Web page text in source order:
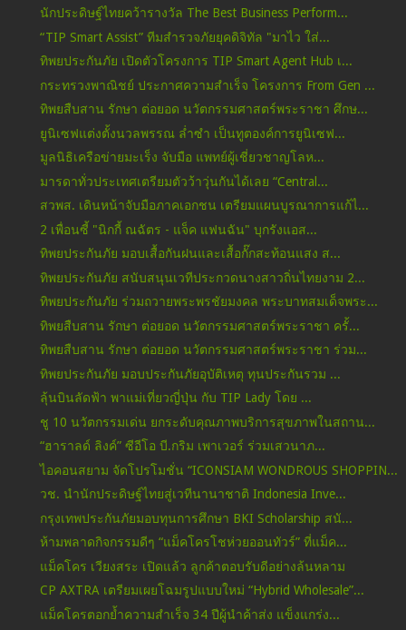
นักประดิษฐ์ไทยคว้ารางวัล The Best Business Perform...
“TIP Smart Assist” ทีมสำรวจภัยยุคดิจิทัล "มาไว ใส่...
ทิพยประกันภัย เปิดตัวโครงการ TIP Smart Agent Hub เ...
กระทรวงพาณิชย์ ประกาศความสำเร็จ โครงการ From Gen ...
ทิพยสืบสาน รักษา ต่อยอด นวัตกรรมศาสตร์พระราชา ศึกษ...
ยูนิเซฟแต่งตั้งนวลพรรณ ล่ำซำ เป็นทูตองค์การยูนิเซฟ...
มูลนิธิเครือข่ายมะเร็ง จับมือ แพทย์ผู้เชี่ยวชาญโลห...
มารดาทั่วประเทศเตรียมตัวว้าวุ่นกันได้เลย “Central...
สวพส. เดินหน้าจับมือภาคเอกชน เตรียมแผนบูรณาการแก้ไ...
2 เพื่อนซี้ "นิกกี้ ณฉัตร - แจ็ค แฟนฉัน" บุกรังแอส...
ทิพยประกันภัย มอบเสื้อกันฝนและเสื้อกั๊กสะท้อนแสง ส...
ทิพยประกันภัย สนับสนุนเวทีประกวดนางสาวถิ่นไทยงาม 2...
ทิพยประกันภัย ร่วมถวายพระพรชัยมงคล พระบาทสมเด็จพระ...
ทิพยสืบสาน รักษา ต่อยอด นวัตกรรมศาสตร์พระราชา ครั้...
ทิพยสืบสาน รักษา ต่อยอด นวัตกรรมศาสตร์พระราชา ร่วม...
ทิพยประกันภัย มอบประกันภัยอุบัติเหตุ ทุนประกันรวม ...
ลุ้นบินลัดฟ้า พาแม่เที่ยวญี่ปุ่น กับ TIP Lady โดย ...
ชู 10 นวัตกรรมเด่น ยกระดับคุณภาพบริการสุขภาพในสถาน...
“ฮาราลด์ ลิงค์” ซีอีโอ บี.กริม เพาเวอร์ ร่วมเสวนาภ...
ไอคอนสยาม จัดโปรโมชั่น “ICONSIAM WONDROUS SHOPPIN...
วช. นำนักประดิษฐ์ไทยสู่เวทีนานาชาติ Indonesia Inve...
กรุงเทพประกันภัยมอบทุนการศึกษา BKI Scholarship สนั...
ห้ามพลาดกิจกรรมดีๆ “แม็คโครโชห่วยออนทัวร์” ที่แม็ค...
แม็คโคร เวียงสระ เปิดแล้ว ลูกค้าตอบรับดีอย่างล้นหลาม
CP AXTRA เตรียมเผยโฉมรูปแบบใหม่ “Hybrid Wholesale”...
แม็คโครตอกย้ำความสำเร็จ 34 ปีผู้นำค้าส่ง แข็งแกร่ง...